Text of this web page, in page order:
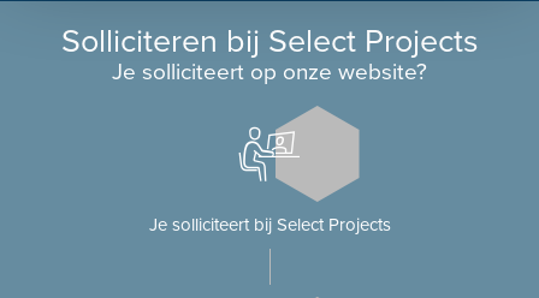
Solliciteren bij Select Projects
Je solliciteert op onze website?
Je solliciteert bij Select Projects